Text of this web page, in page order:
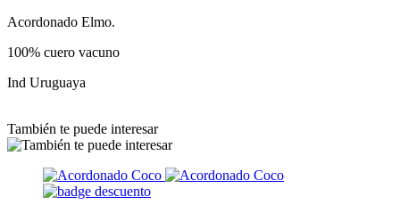
Acordonado Elmo.
100% cuero vacuno
Ind Uruguaya
También te puede interesar